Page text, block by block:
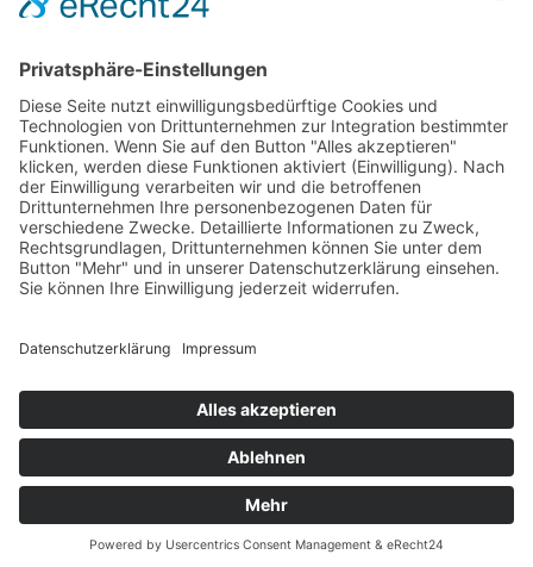
2026 | WÄSCHETRUHE
Impressum Datenschutzerklärung
Cookie-Einstellungen